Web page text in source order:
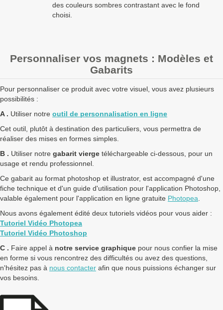
des couleurs sombres contrastant avec le fond
choisi.
Personnaliser vos magnets : Modèles et
Gabarits
Pour personnaliser ce produit avec votre visuel, vous avez plusieurs
possibilités :
A . Utiliser notre outil de personnalisation en ligne
Cet outil, plutôt à destination des particuliers, vous permettra de
réaliser des mises en formes simples.
B . Utiliser notre gabarit vierge téléchargeable ci-dessous, pour un
usage et rendu professionnel.
Ce gabarit au format photoshop et illustrator, est accompagné d'une
fiche technique et d'un guide d'utilisation pour l'application Photoshop,
valable également pour l'application en ligne gratuite Photopea
Nous avons également édité deux tutoriels vidéos pour vous aider :
Tutoriel Vidéo Photopea
Tutoriel Vidéo Photoshop
C . Faire appel à notre service graphique pour nous confier la mise
en forme si vous rencontrez des difficultés ou avez des questions,
n'hésitez pas à nous contacter afin que nous puissions échanger sur
vos besoins.